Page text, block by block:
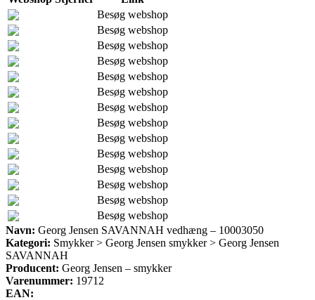
Besøg webshop
Besøg webshop
Besøg webshop
Besøg webshop
Besøg webshop
Besøg webshop
Besøg webshop
Besøg webshop
Besøg webshop
Besøg webshop
Besøg webshop
Besøg webshop
Besøg webshop
Besøg webshop
Navn: Georg Jensen SAVANNAH vedhæng – 10003050
Kategori: Smykker > Georg Jensen smykker > Georg Jensen
SAVANNAH
Producent: Georg Jensen – smykker
Varenummer: 19712
EAN: